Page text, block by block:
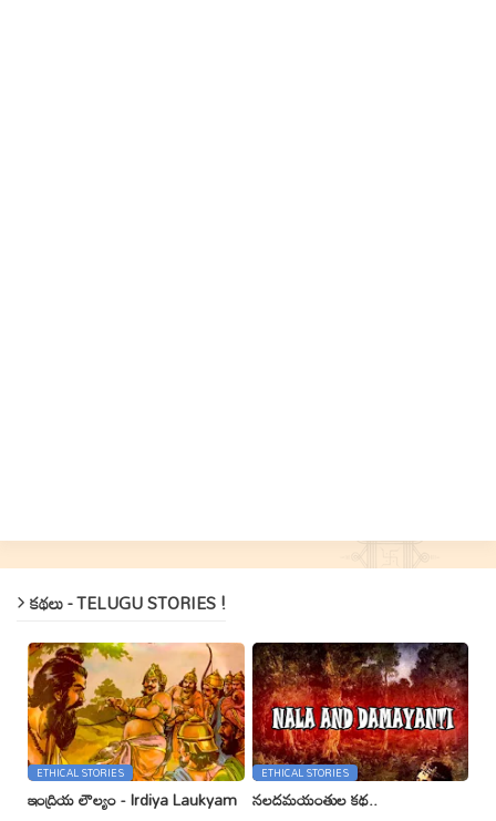
కథలు - TELUGU STORIES !
ETHICAL STORIES
ఇంద్రియ లౌల్యం - Irdiya Laukyam
ETHICAL STORIES
నలదమయంతుల కథ..